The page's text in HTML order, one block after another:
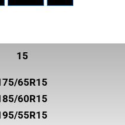
15
65R15
60R15
55R15